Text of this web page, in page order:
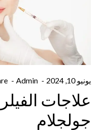
يونيو 10, 2024 Admin
علاجات
جولجلام